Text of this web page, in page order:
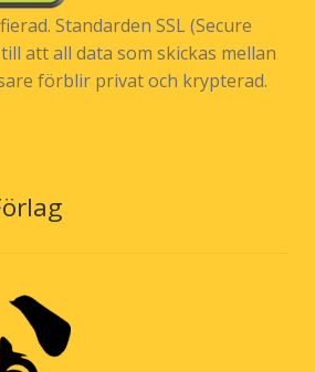
Standarden SSL (Secure
att all data som skickas mellan
förblir privat och krypterad.